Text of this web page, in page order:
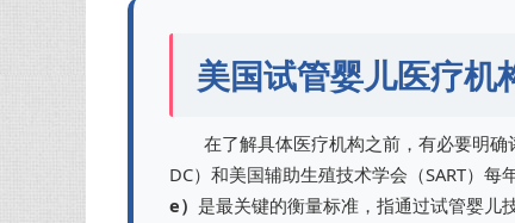
美国试管婴儿医疗机
在了解具体医疗机构之前，有必要明
DC）和美国辅助生殖技术学会（SART）
e） 是最关键的衡量标准，指通过试管婴儿